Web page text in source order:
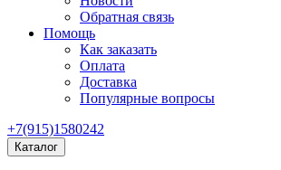
Обратная связь
Помощь
Как заказать
Оплата
Доставка
Популярные вопросы
+7(915)1580242
Каталог